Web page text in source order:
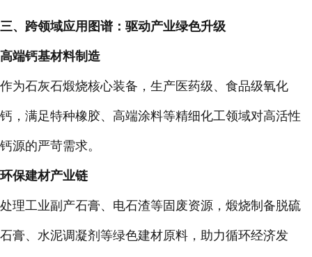
三、跨领域应用图谱：驱动产业绿色升级
高端钙基材料制造
作为石灰石煅烧核心装备，生产医药级、食品级氧化
钙，满足特种橡胶、高端涂料等精细化工领域对高活性
钙源的严苛需求。
环保建材产业链
处理工业副产石膏、电石渣等固废资源，煅烧制备脱硫
石膏、水泥调凝剂等绿色建材原料，助力循环经济发